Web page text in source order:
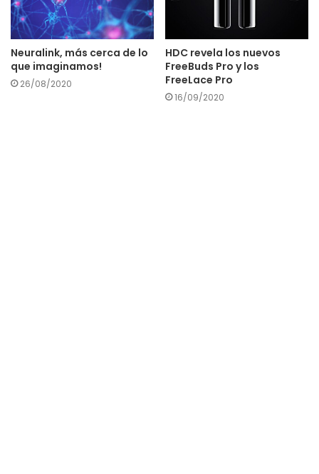
Neuralink, más cerca de lo
que imaginamos!
26/08/2020
HDC revela los nuevos
FreeBuds Pro y los
FreeLace Pro
16/09/2020